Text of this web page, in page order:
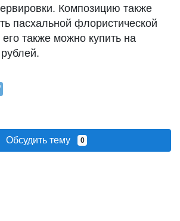
Композицию также
пасхальной флористической
также можно купить на
Обсудить тему 0